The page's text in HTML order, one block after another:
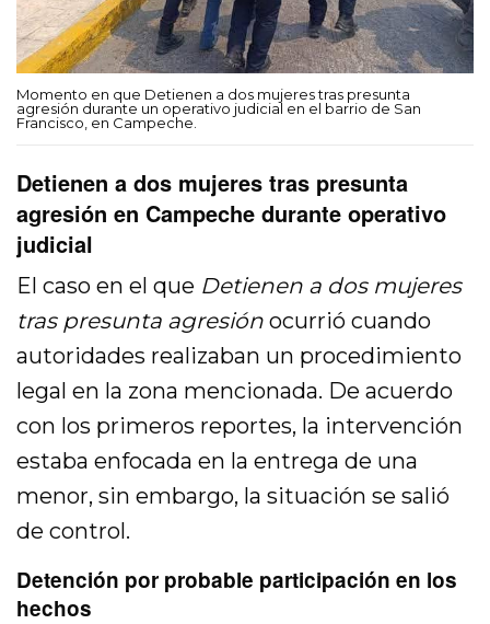
Momento en que Detienen a dos mujeres tras presunta
agresión durante un operativo judicial en el barrio de San
Francisco, en Campeche.
Detienen a dos mujeres tras presunta
agresión en Campeche durante operativo
judicial
El caso en el que Detienen a dos mujeres
tras presunta agresión ocurrió cuando
autoridades realizaban un procedimiento
legal en la zona mencionada. De acuerdo
con los primeros reportes, la intervención
estaba enfocada en la entrega de una
menor, sin embargo, la situación se salió
de control.
Detención por probable participación en los
hechos